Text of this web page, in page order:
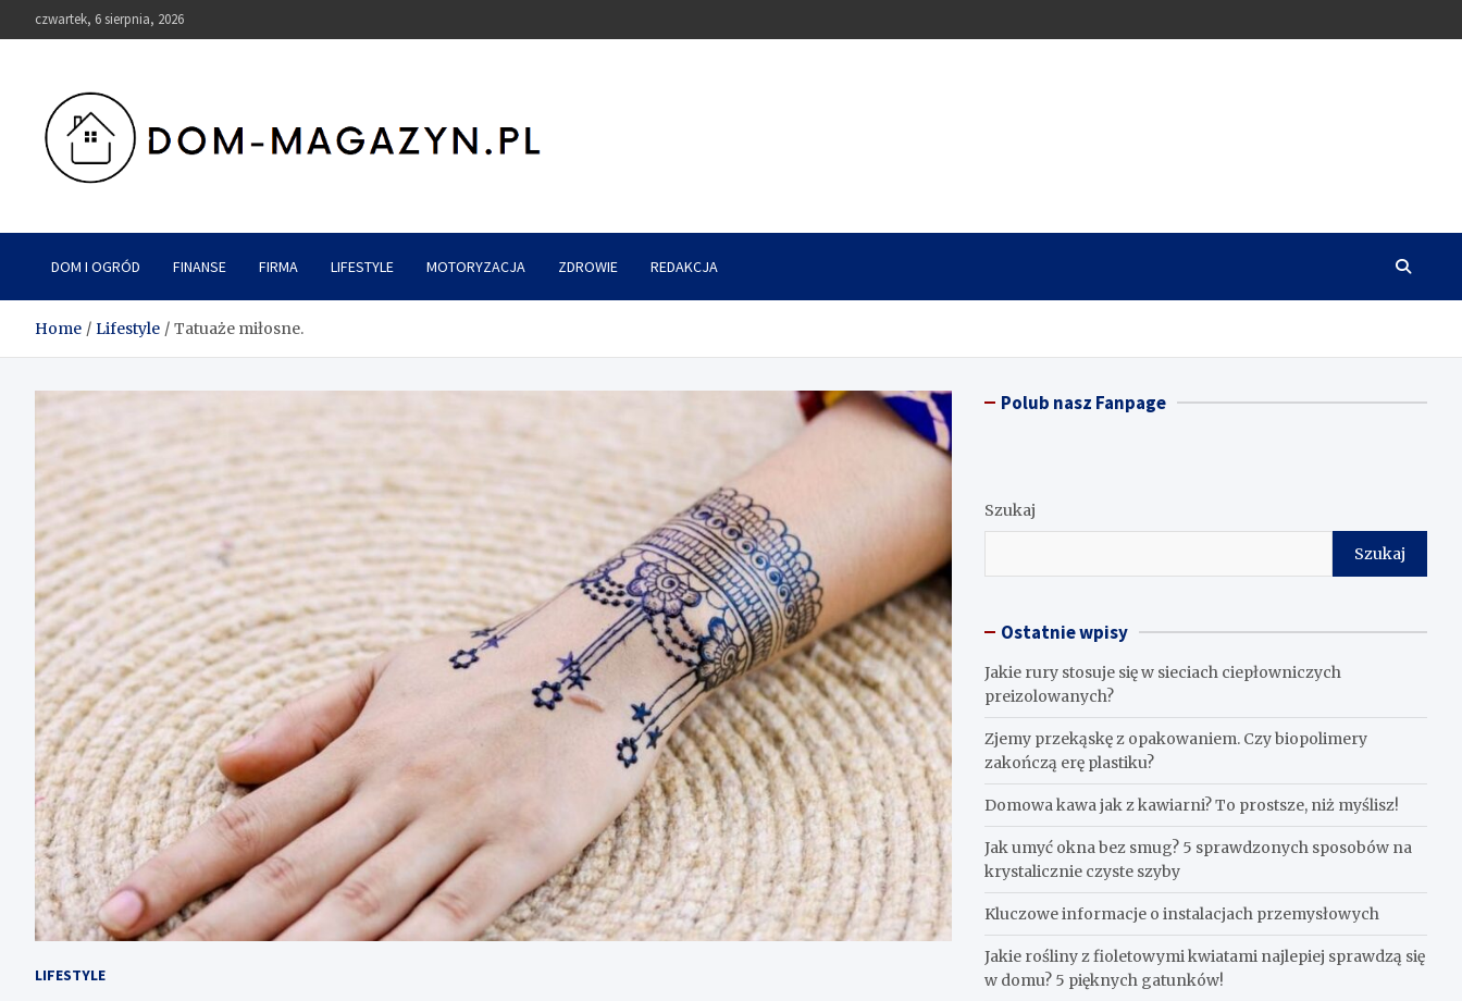
to
czwartek, 6 sierpnia, 2026
Dom-Magazyn.pl
DOM I OGRÓD FINANSE FIRMA LIFESTYLE MOTORYZACJA ZDROWIE REDAKCJA
Home Lifestyle Tatuaże miłosne.
LIFESTYLE
Polub nasz Fanpage
Szukaj
Szukaj
Ostatnie wpisy
Jakie rury stosuje się w sieciach ciepłowniczych
preizolowanych?
Zjemy przekąskę z opakowaniem. Czy biopolimery
zakończą erę plastiku?
​Domowa kawa jak z kawiarni? To prostsze, niż myślisz!
Jak umyć okna bez smug? 5 sprawdzonych sposobów na
krystalicznie czyste szyby
Kluczowe informacje o instalacjach przemysłowych
Jakie rośliny z fioletowymi kwiatami najlepiej sprawdzą się
w domu? 5 pięknych gatunków!